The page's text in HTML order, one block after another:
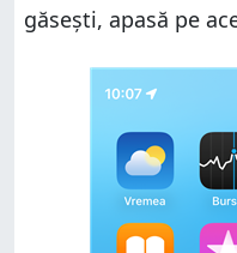
găsești, apasă pe